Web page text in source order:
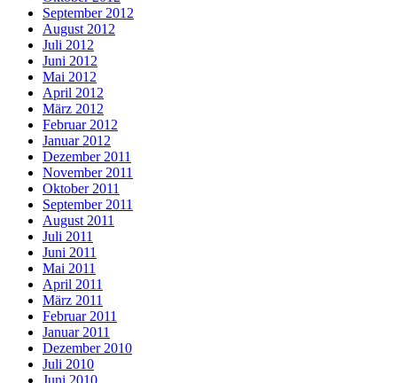
September 2012
August 2012
Juli 2012
Juni 2012
Mai 2012
April 2012
März 2012
Februar 2012
Januar 2012
Dezember 2011
November 2011
Oktober 2011
September 2011
August 2011
Juli 2011
Juni 2011
Mai 2011
April 2011
März 2011
Februar 2011
Januar 2011
Dezember 2010
Juli 2010